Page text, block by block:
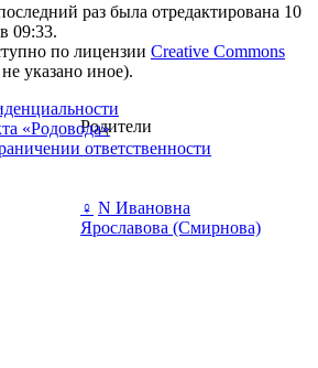
Родители
♀ N Ивановна
Ярославова (Смирнова)
раз была отредактирована 10
09:33.
по лицензии Creative Commons
указано иное).
«Родовода»
ответственности